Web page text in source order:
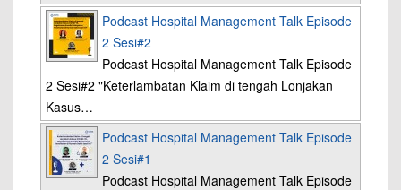
Podcast Hospital Management Talk Episode
2 Sesi#2
Podcast Hospital Management Talk Episode
2 Sesi#2 "Keterlambatan Klaim di tengah Lonjakan
Kasus…
Podcast Hospital Management Talk Episode
2 Sesi#1
Podcast Hospital Management Talk Episode